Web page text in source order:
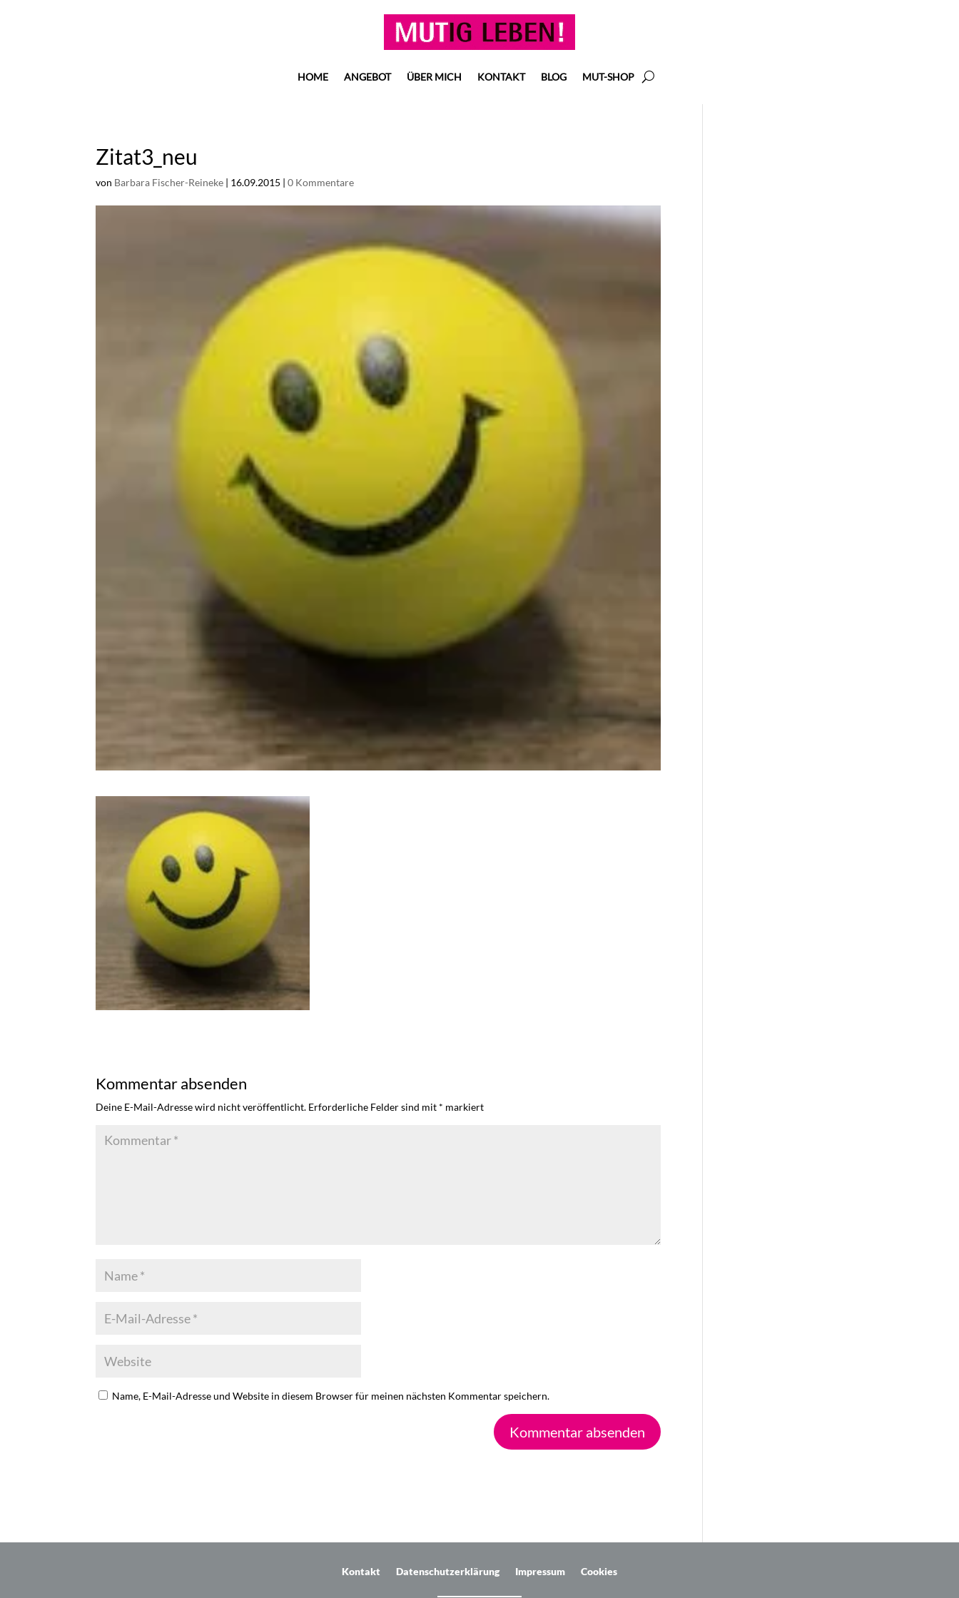
HOME ANGEBOT ÜBER MICH KONTAKT BLOG MUT-SHOP
Zitat3_neu
von Barbara Fischer-Reineke | 16.09.2015 |0 Kommentare
Kommentar absenden
Deine E-Mail-Adresse wird nicht veröffentlicht. Erforderliche Felder sind mit * markiert
Name, E-Mail-Adresse und Website in diesem Browser für meinen nächsten Kommentar speichern.
Kontakt Datenschutzerklärung Impressum Cookies